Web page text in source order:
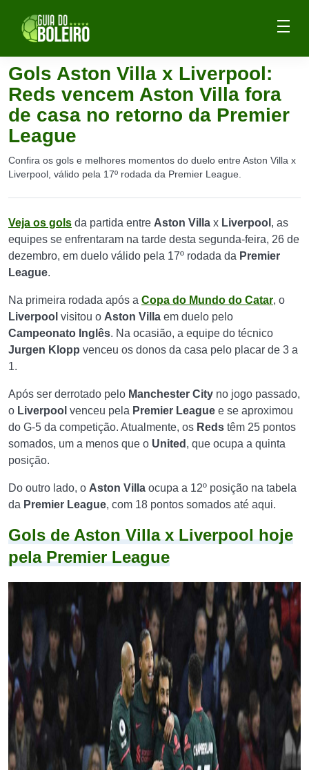
Gols Aston Villa x Liverpool:
Reds vencem Aston Villa fora
de casa no retorno da Premier
League
Confira os gols e melhores momentos do duelo entre Aston Villa x
Liverpool, válido pela 17º rodada da Premier League.
Veja os gols da partida entre Aston Villa x Liverpool , as
equipes se enfrentaram na tarde desta segunda-feira, 26 de
dezembro, em duelo válido pela 17º rodada da Premier
League.
Na primeira rodada após a Copa do Mundo do Catar, o
Liverpool visitou o Aston Villa em duelo pelo
Campeonato Inglês. Na ocasião, a equipe do técnico
Jurgen Klopp venceu os donos da casa pelo placar de 3 a
1.
Após ser derrotado pelo Manchester City no jogo passado,
o Liverpool venceu pela Premier League e se aproximou
do G-5 da competição. Atualmente, os Reds têm 25 pontos
somados, um a menos que o United , que ocupa a quinta
posição.
Do outro lado, o Aston Villa ocupa a 12º posição na tabela
da Premier League, com 18 pontos somados até aqui.
Gols de Aston Villa x Liverpool hoje
pela Premier League